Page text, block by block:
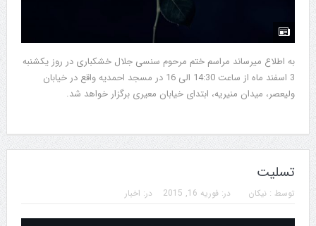
به اطلاع میرساند مراسم ختم مرحوم سنسی جلال خشکباری در روز یکشنبه
3 اسفند ماه از ساعت 14:30 الی 16 در مسجد احمدیه واقع در خیابان
ولیعصر، میدان منیریه، ابتدای خیابان معیری برگزار خواهد شد.
تسلیت
توسط : نیکان در: فوریه 16, 2015 در: اخبار